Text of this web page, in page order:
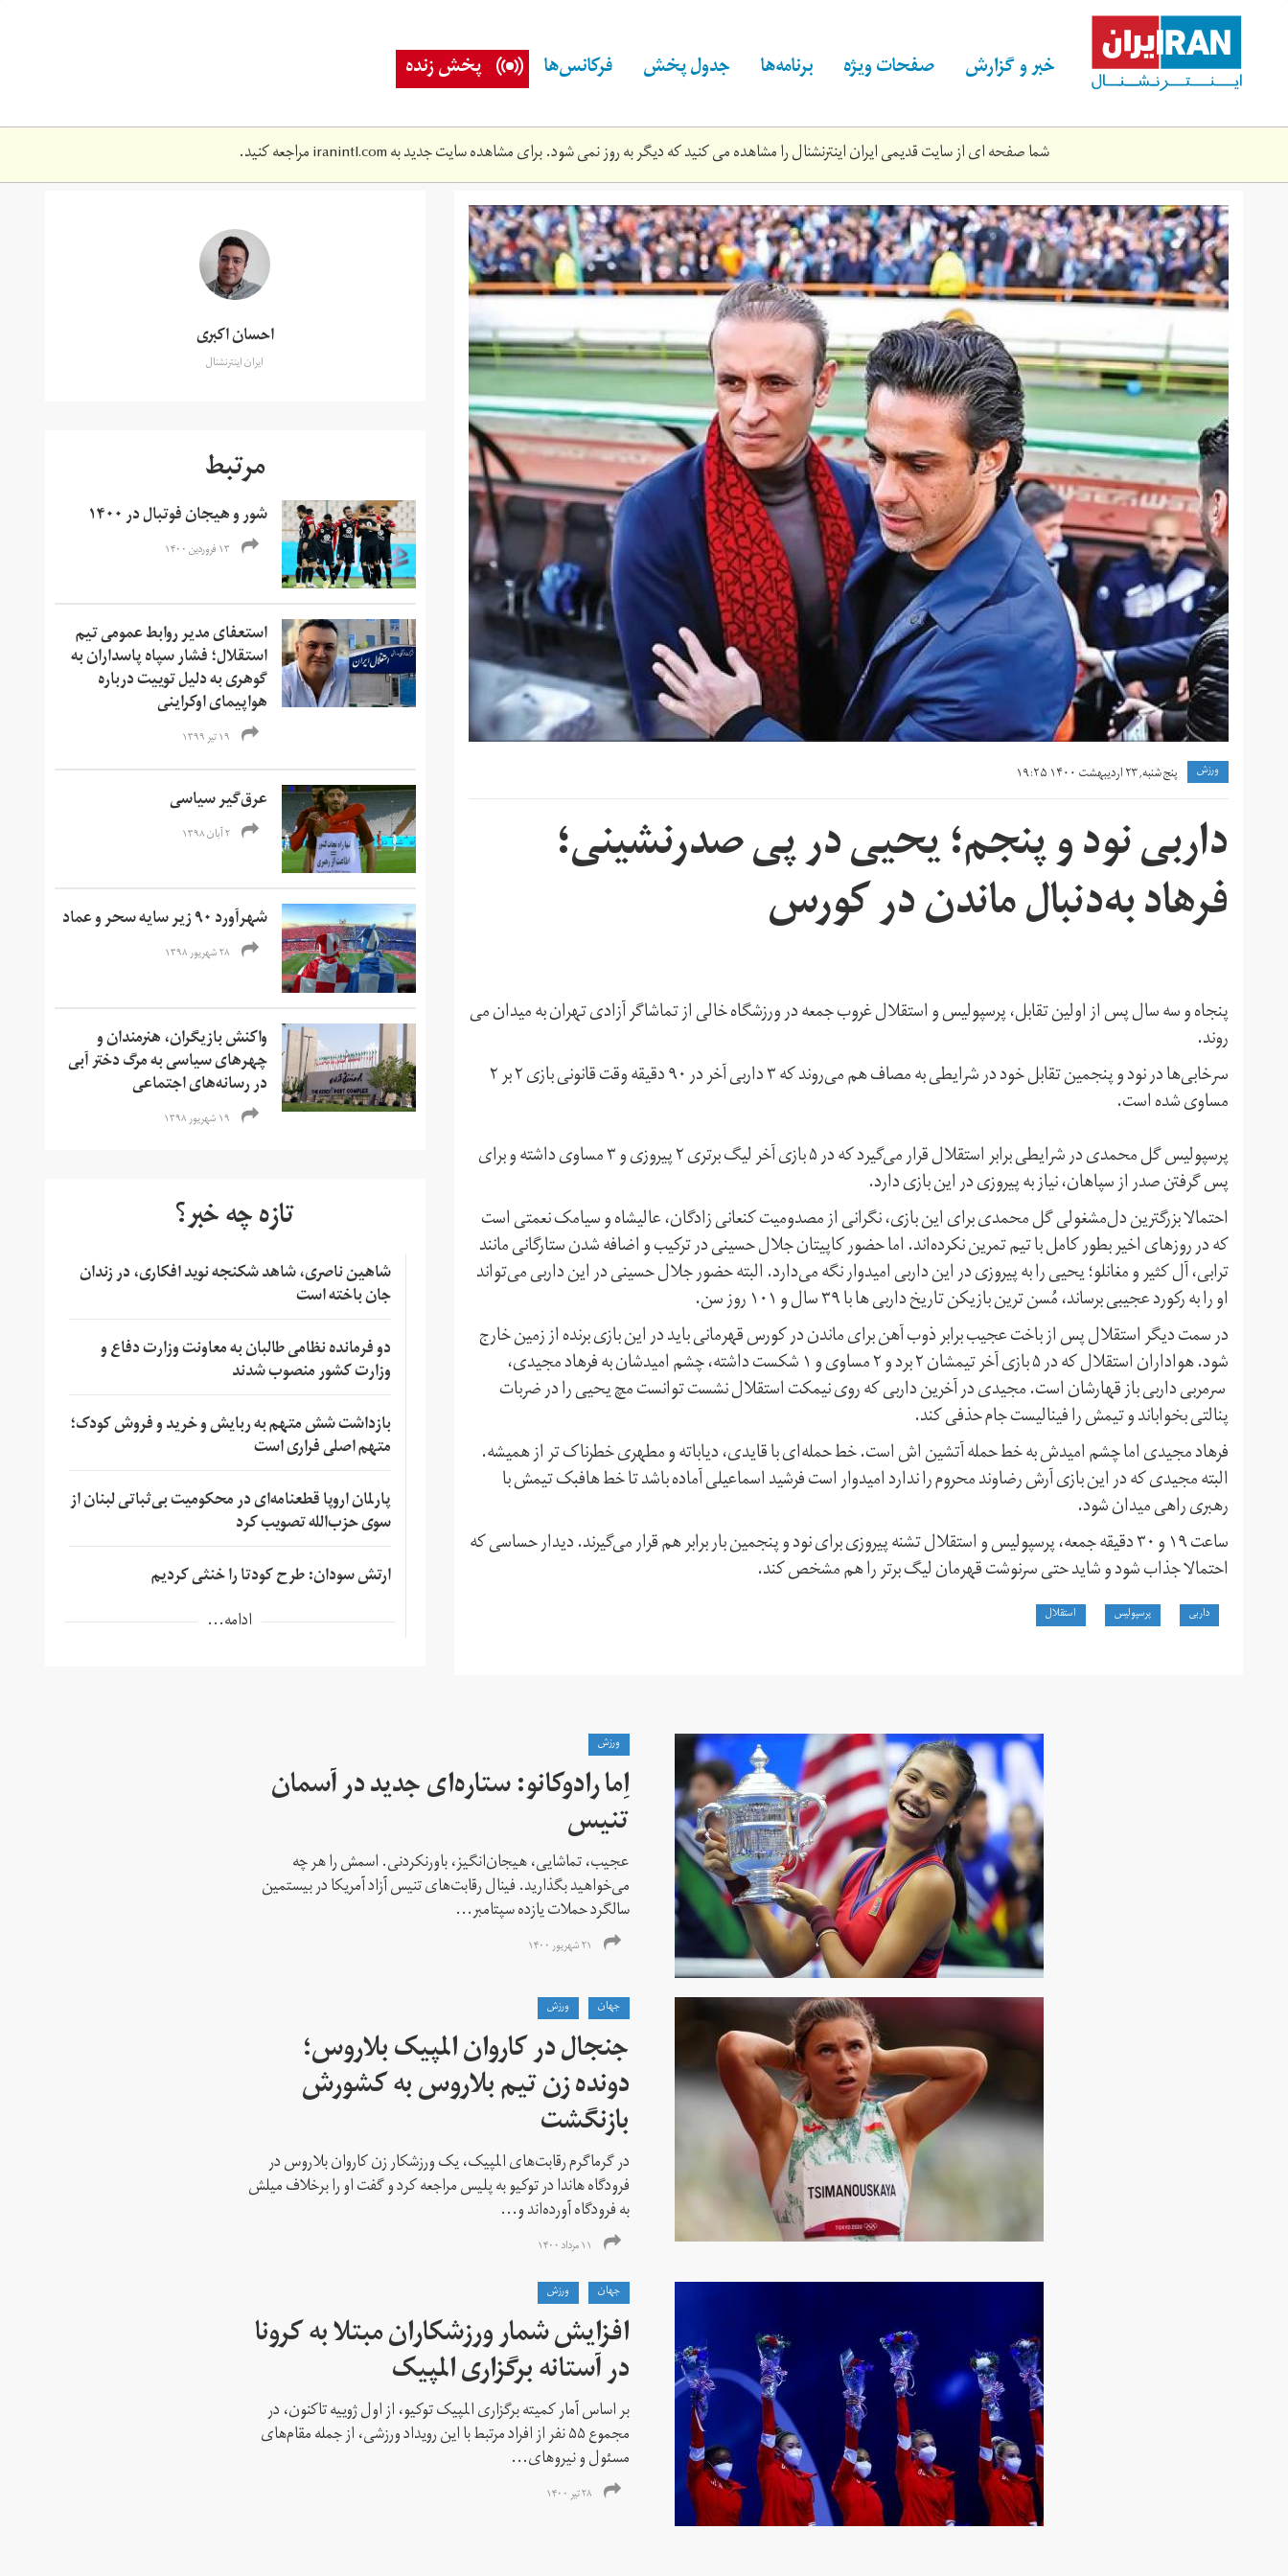
content خبر و گزارش صفحات ویژه برنامه‌ها جدول پخش فرکانس‌ها پخش زنده
شما صفحه ای از سایت قدیمی ایران اینترنشنال را مشاهده می کنید که دیگر به روز نمی شود. برای مشاهده سایت جدید بهiranintl.comمراجعه کنید.
5447201.jpg
ورزش پنج شنبه, ۲۳ اردیبهشت ۱۴۰۰ ۱۹:۲۵
داربی نود و پنجم؛ یحیی در پی صدرنشینی؛
فرهاد به‌دنبال ماندن در کورس
پنجاه و سه سال پس از اولین تقابل، پرسپولیس و استقلال غروب جمعه در ورزشگاه خالی از تماشاگر آزادی تهران به میدان می
روند.
سرخابی‌ها در نود و پنجمین تقابل خود در شرایطی به مصاف هم می‌روند که ۳ داربی آخر در ۹۰ دقیقه وقت قانونی بازی ۲ بر ۲
مساوی شده است.
پرسپولیس گل محمدی در شرایطی برابر استقلال قرار می‌گیرد که در ۵ بازی آخر لیگ برتری ۲ پیروزی و ۳ مساوی داشته و برای
پس گرفتن صدر از سپاهان، نیاز به پیروزی در این بازی دارد.
احتمالا بزرگترین دل‌مشغولی گل محمدی برای این بازی، نگرانی از مصدومیت کنعانی زادگان، عالیشاه و سیامک نعمتی است
که در روزهای اخیر بطور کامل با تیم تمرین نکرده‌اند. اما حضور کاپیتان جلال حسینی در ترکیب و اضافه شدن ستارگانی مانند
ترابی، آل کثیر و مغانلو؛ یحیی را به پیروزی در این داربی امیدوار نگه می‌دارد. البته حضور جلال حسینی در این داربی می‌تواند
او را به رکورد عجیبی برساند، مُسن ترین بازیکن تاریخ داربی ها با ۳۹ سال و ۱۰۱ روز سن.
در سمت دیگر استقلال پس از باخت عجیب برابر ذوب آهن برای ماندن در کورس قهرمانی باید در این بازی برنده از زمین خارج
شود. هواداران استقلال که در ۵ بازی آخر تیمشان ۲ برد و ۲ مساوی و ۱ شکست داشته، چشم امیدشان به فرهاد مجیدی،
سرمربی داربی باز قهارشان است. مجیدی در آخرین داربی که روی نیمکت استقلال نشست توانست مچ یحیی را در ضربات
پنالتی بخواباند و تیمش را فینالیست جام حذفی کند.
فرهاد مجیدی اما چشم امیدش به خط حمله آتشین اش است. خط حمله‌ای با قایدی، دیاباته و مطهری خطرناک تر از همیشه.
البته مجیدی که در این بازی آرش رضاوند محروم را ندارد امیدوار است فرشید اسماعیلی آماده باشد تا خط هافبک تیمش با
رهبری راهی میدان شود.
ساعت ۱۹ و ۳۰ دقیقه جمعه، پرسپولیس و استقلال تشنه پیروزی برای نود و پنجمین بار برابر هم قرار می‌گیرند. دیدار حساسی که
احتمالا جذاب شود و شاید حتی سرنوشت قهرمان لیگ برتر را هم مشخص کند.
داربی پرسپولیس استقلال
احسان اکبری
ایران اینترنشنال
مرتبط
شور و هیجان فوتبال در ۱۴۰۰
۱۳ فروردین ۱۴۰۰
استعفای مدیر روابط عمومی تیم
استقلال؛ فشار سپاه پاسداران به
گوهری به دلیل توییت‌ درباره
هواپیمای اوکراینی
۱۹ تیر ۱۳۹۹
عرق­‌گیر سیاسی
۲ آبان ۱۳۹۸
شهرآورد ۹۰ زیر سایه سحر و عماد
۲۸ شهریور ۱۳۹۸
واکنش بازیگران، هنرمندان و
چهر‌های سیاسی به مرگ دختر آبی
در رسانه‌های اجتماعی
۱۹ شهریور ۱۳۹۸
تازه چه خبر؟
شاهین ناصری، شاهد شکنجه نوید افکاری، در زندان
جان باخته است
دو فرمانده نظامی طالبان به معاونت وزارت دفاع و
وزارت کشور منصوب شدند
بازداشت شش متهم به ربایش و خرید و فروش کودک؛
متهم اصلی فراری است
پارلمان اروپا قطعنامه‌ای در محکومیت بی‌ثباتی لبنان از
سوی حزب‌الله تصویب کرد
ارتش سودان: طرح کودتا را خنثی کردیم
ادامه...
ورزش
اِما رادوکانو: ستاره‌ای جدید در آسمان
تنیس
عجیب، تماشایی، هیجان‌انگیز، باورنکردنی. اسمش را هر چه
می‌خواهید بگذارید. فینال رقابت‌های تنیس آزاد آمریکا در بیستمین
سالگرد حملات یازده سپتامبر...
۲۱ شهریور ۱۴۰۰
جهان ورزش
جنجال در کاروان المپیک بلاروس؛
دونده زن تیم بلاروس به کشورش
بازنگشت
در گرماگرم رقابت‌های المپیک، یک ورزشکار زن کاروان بلاروس در
فرودگاه هاندا در توکیو به پلیس مراجعه کرد و گفت او را برخلاف میلش
به فرودگاه آورده‌اند و...
۱۱ مرداد ۱۴۰۰
جهان
ورزش
افزایش شمار ورزشکاران مبتلا به کرونا
در آستانه برگزاری المپیک
بر اساس آمار کمیته برگزاری المپیک توکیو، از اول ژوییه تاکنون، در
مجموع ۵۵ نفر از افراد مرتبط با این رویداد ورزشی، از جمله مقام‌های
مسئول و نیروهای...
۲۸ تیر ۱۴۰۰